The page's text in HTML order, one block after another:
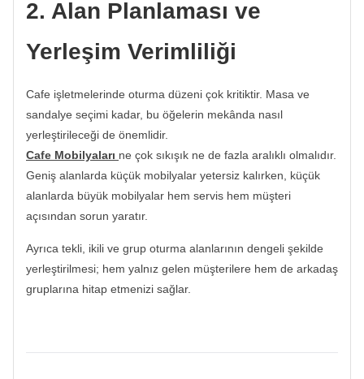
2. Alan Planlaması ve
Yerleşim Verimliliği
Cafe işletmelerinde oturma düzeni çok kritiktir. Masa ve
sandalye seçimi kadar, bu öğelerin mekânda nasıl
yerleştirileceği de önemlidir.
Cafe Mobilyaları ne çok sıkışık ne de fazla aralıklı olmalıdır.
Geniş alanlarda küçük mobilyalar yetersiz kalırken, küçük
alanlarda büyük mobilyalar hem servis hem müşteri
açısından sorun yaratır.
Ayrıca tekli, ikili ve grup oturma alanlarının dengeli şekilde
yerleştirilmesi; hem yalnız gelen müşterilere hem de arkadaş
gruplarına hitap etmenizi sağlar.